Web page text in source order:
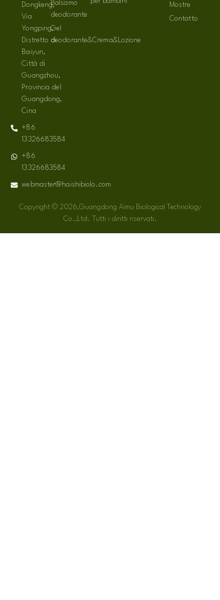
Dongkeng,
Via
Yongping,
Distretto di
Baiyun,
Città di
Guangzhou,
Provincia del
Guangdong,
Cina
+86
13326683584
+86
13326683584
webmaster@haishibiolo.com
Balsamo
deodorante
Gel
deodorante&Crema&Lozione
Mostre
Contatto
Copyright © 2026,Guangdong Aimu Biological Technology
Co.,Ltd. Tutti i diritti riservati.